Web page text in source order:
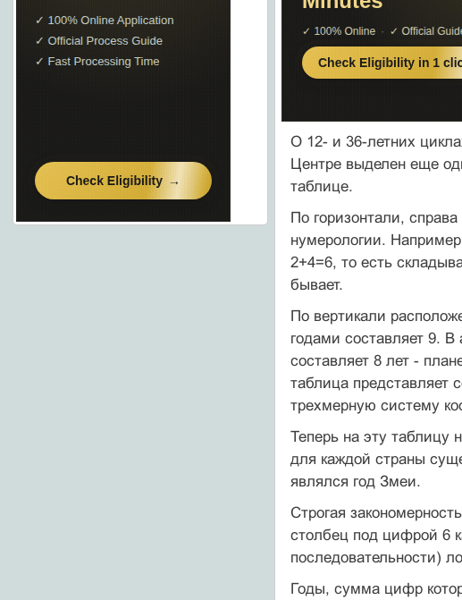
О 12- и 36-летних
Центре выделен еще
таблице.
По горизонтали,
нумерологии.
2+4=6, то есть
бывает.
По вертикали
годами составляет 9.
составляет 8 лет -
таблица представляет
трехмерную систему
Теперь на эту таблицу
для каждой страны
являлся год Змеи.
Строгая
столбец под цифрой 6
последовательности)
Годы, сумма цифр